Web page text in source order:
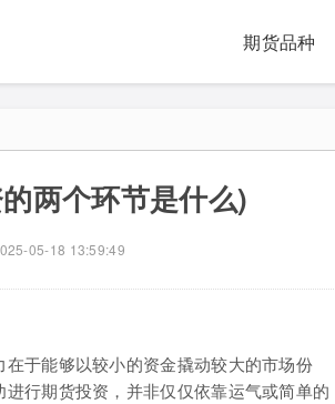
期货品种
两个环节是什么)
05-18 13:59:49
于能够以较小的资金撬动较大的市场份
行期货投资，并非仅仅依靠运气或简单的